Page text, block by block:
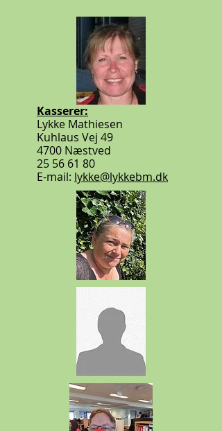
Kasserer:
Lykke Mathiesen
Kuhlaus Vej 49
4700 Næstved
25 56 61 80
E-mail: lykke@lykkebm.dk